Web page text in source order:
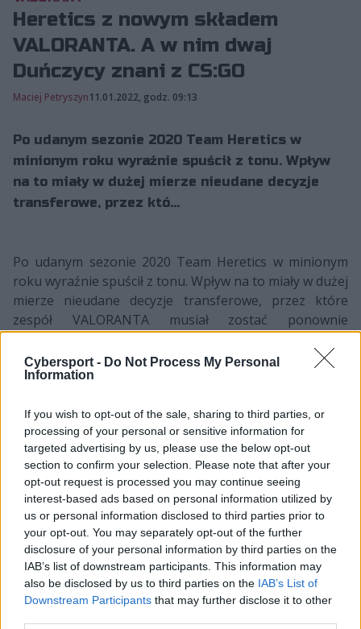
Cybersport - Do Not Process My Personal
Information
If you wish to opt-out of the sale, sharing to third parties, or
processing of your personal or sensitive information for
targeted advertising by us, please use the below opt-out
section to confirm your selection. Please note that after your
opt-out request is processed you may continue seeing
interest-based ads based on personal information utilized by
us or personal information disclosed to third parties prior to
your opt-out. You may separately opt-out of the further
disclosure of your personal information by third parties on the
IAB’s list of downstream participants. This information may
also be disclosed by us to third parties on the IAB’s List of
Downstream Participants that may further disclose it to other
Heretics z nowym składem
VALORANTA. A w nim dwaj
Duńczycy znani z CS:GO
Maciej Petryszyn11.01.2022, godz. 09:13
Po udanym sezonie 2020 Team Heretics w
minionym roku wyraźnie spuścił z tonu. Wpływ
na to miały w dużej mierze nieudane decyzje
transferowe, przez któ...
Po udanym sezonie 2020 Team Heretics w minionym
roku wyraźnie spuścił z tonu. Wpływ na to miały w dużej
mierze nieudane decyzje transferowe, przez które
zespół VALORANTA musiał zostać ponownie
właśnie dobiegła końca.
Od teraz hiszpańską organizację będą wspomagać
dwaj Duńczycy znani z występów na scenie Counter-
Strike'a. Tym sposobem swoją przygodę z produkcją
Riot Games rozpoczyna m.in. Daniel "mertz" Mertz, były
gracz takich drużyn, jak Heroic czy North. Poza nim
Heretycy zapewnili sobie także usługi Jespera
"tenzkiego" Plougmanna, który przygodę z CS-em
rozpoczął jeszcze w czasach wersji 1.6, a potem miał
okazję przywdziewać barwy chociażby SK Gaming,
Teamu Dignitas czy też Rogue. Co ciekawe, obaj
skandynawscy zawodnicy mieli już okazję